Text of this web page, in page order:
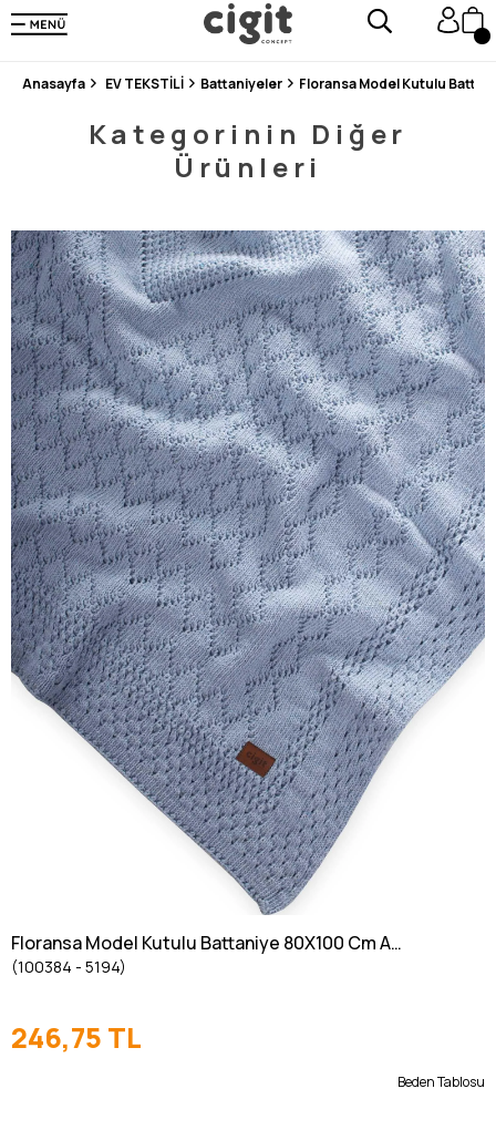
250.000'DEN FAZLA DEĞERLENDİRMEDE 5 ÜZERİNDEN 4.8 PUAN ALDI ⭐⭐⭐⭐⭐
3 MİLYONDAN FAZLA MUTLU MÜŞTERİ ❤️ 10 MİLYON ÜRÜN
Anasayfa EV TEKSTİLİ Battaniyeler Floransa Model Kutulu
Kategorinin Diğer
Ürünleri
Floransa Model Kutulu Battaniye 80X100 Cm A
mavi
(100384 - 5194)
246,75 TL
Beden Tablosu